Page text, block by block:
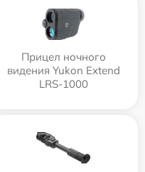
Прицел ночного
видения Yukon Extend
LRS-1000